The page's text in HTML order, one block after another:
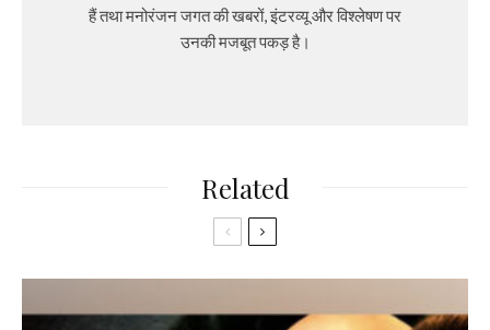
हैं तथा मनोरंजन जगत की खबरों, इंटरव्यू और विश्लेषण पर
उनकी मजबूत पकड़ है।
Related